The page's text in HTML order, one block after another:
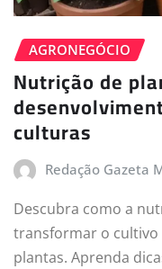
AGRONEGÓCIO
Nutrição de
culturas
Redação Gazeta
Descubra como a
transformar o cultivo
plantas. Aprenda